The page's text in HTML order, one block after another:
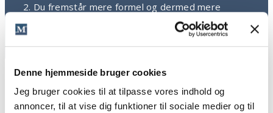
Denne hjemmeside bruger cookies
Jeg bruger cookies til at tilpasse vores indhold og
annoncer, til at vise dig funktioner til sociale medier og til
2. Du fremstår mere formel og dermed mere